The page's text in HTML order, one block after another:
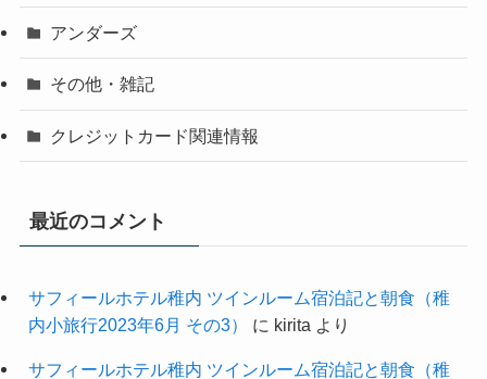
アンダーズ
その他・雑記
クレジットカード関連情報
最近のコメント
サフィールホテル稚内 ツインルーム宿泊記と朝食（稚
内小旅行2023年6月 その3）
に kirita より
サフィールホテル稚内 ツインルーム宿泊記と朝食（稚